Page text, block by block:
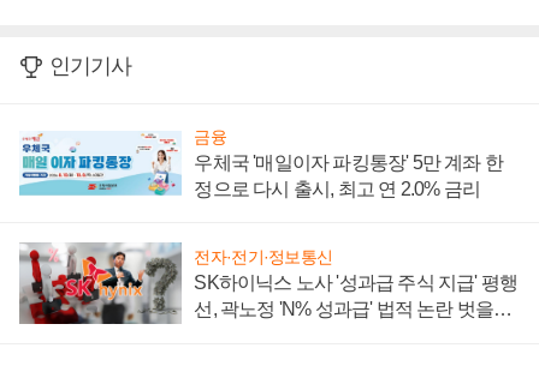
인기기사
금융
우체국 '매일이자 파킹통장' 5만 계좌 한
정으로 다시 출시, 최고 연 2.0% 금리
전자·전기·정보통신
SK하이닉스 노사 '성과급 주식 지급' 평행
선, 곽노정 'N% 성과급' 법적 논란 벗을지